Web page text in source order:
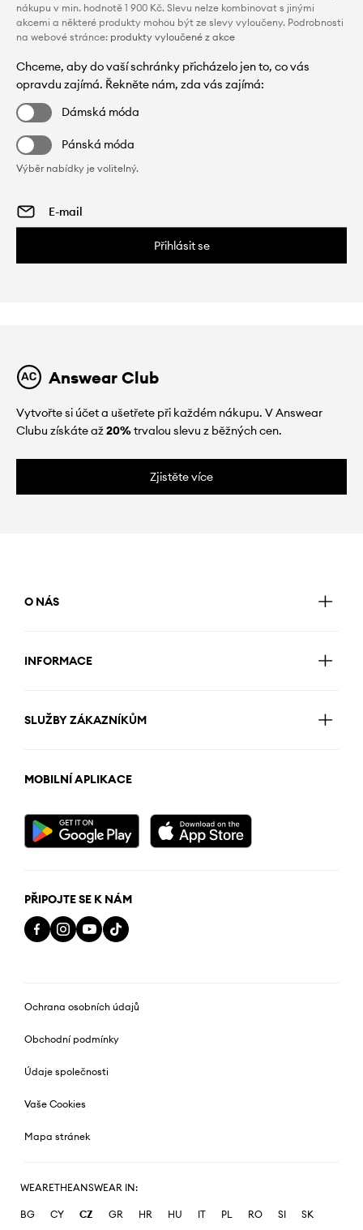
nákupu v min. hodnotě 1 900 Kč. Slevu nelze kombinovat s jinými
akcemi a některé produkty mohou být ze slevy vyloučeny. Podrobnosti
na webové stránce: produkty vyloučené z akce
Chceme, aby do vaší schránky přicházelo jen to, co vás
opravdu zajímá. Řekněte nám, zda vás zajímá:
Dámská móda
Pánská móda
Výběr nabídky je volitelný.
Přihlásit se
Answear Club
Vytvořte si účet a ušetřete při každém nákupu. V Answear
Clubu získáte až20%trvalou slevu z běžných cen.
Zjistěte více
O NÁS
INFORMACE
SLUŽBY ZÁKAZNÍKŮM
MOBILNÍ APLIKACE
PŘIPOJTE SE K NÁM
Ochrana osobních údajů
Obchodní podmínky
Údaje společnosti
Vaše Cookies
Mapa stránek
WEARETHEANSWEAR IN:
BG CY CZ GR HR HU IT PL RO SI
SK